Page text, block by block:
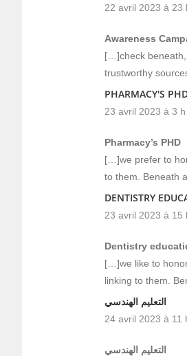
22 avril 2023 à 23
Awareness
[…]check beneath,
trustworthy
PHARMACY'S
23 avril 2023 à 3
Pharmacy’s PHD
[…]we prefer to
to them. Beneath
DENTISTRY
23 avril 2023 à 15
Dentistry
[…]we like to
linking to them.
التعليم الهندسي
24 avril 2023 à 11
التعليم الهندسي